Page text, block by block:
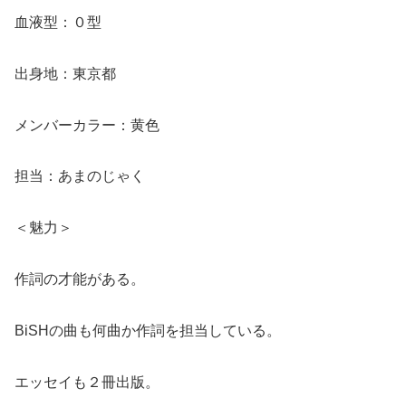
血液型：０型
出身地：東京都
メンバーカラー：黄色
担当：あまのじゃく
＜魅力＞
作詞の才能がある。
BiSHの曲も何曲か作詞を担当している。
エッセイも２冊出版。